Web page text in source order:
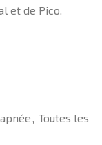
et de Pico.
, Toutes les